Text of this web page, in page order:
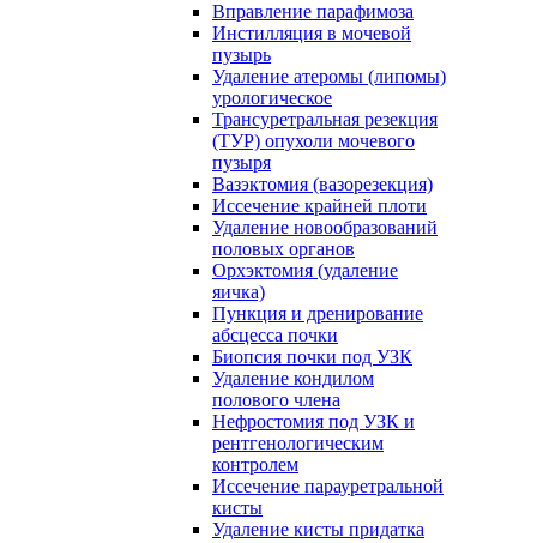
Вправление парафимоза
Инстилляция в мочевой
пузырь
Удаление атеромы (липомы)
урологическое
Трансуретральная резекция
(ТУР) опухоли мочевого
пузыря
Вазэктомия (вазорезекция)
Иссечение крайней плоти
Удаление новообразований
половых органов
Орхэктомия (удаление
яичка)
Пункция и дренирование
абсцесса почки
Биопсия почки под УЗК
Удаление кондилом
полового члена
Нефростомия под УЗК и
рентгенологическим
контролем
Иссечение парауретральной
кисты
Удаление кисты придатка